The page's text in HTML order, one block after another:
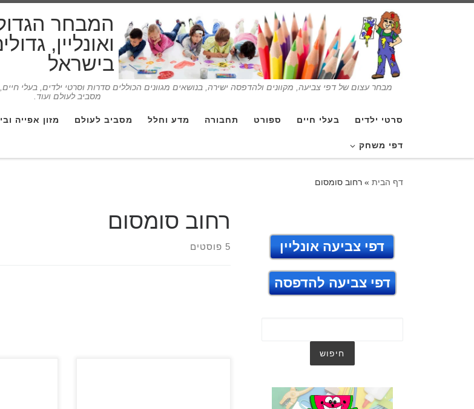
המבחר
ואונליין,
בישראל
מבחר עצום של דפי צביעה, מקוונים ולהדפסה ישירה, בנושאים מגוונים הכוללים סדרות וסרטי ילדים, בעלי
מסביב לעולם ועוד.
סרטי ילדים בעלי חיים ספורט תחבורה מדע וחלל מסביב לעולם מזון אפייה
דפי משחק
דף הבית » רחוב סומסום
רחוב סומסום
5 פוסטים דפי צביעה אונליין
דפי צביעה להדפסה